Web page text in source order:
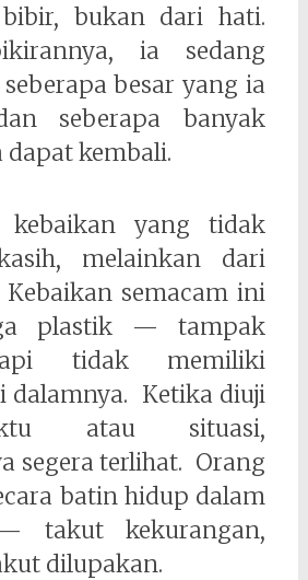
bukan dari hati.
ia sedang
besar yang ia
seberapa banyak
dapat kembali.
yang tidak
melainkan dari
semacam ini
plastik — tampak
tidak memiliki
dalamnya. Ketika diuji
atau situasi,
segera terlihat. Orang
batin hidup dalam
takut kekurangan,
dilupakan.